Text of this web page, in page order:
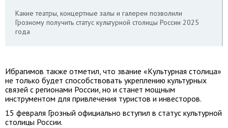
Какие театры, концертные залы и галереи позволили
Грозному получить статус культурной столицы России 2025
года
Ибрагимов также отметил, что звание «Культурная столица»
не только будет способствовать укреплению культурных
связей с регионами России, но и станет мощным
инструментом для привлечения туристов и инвесторов.
15 февраля Грозный официально вступил в статус культурной
столицы России.